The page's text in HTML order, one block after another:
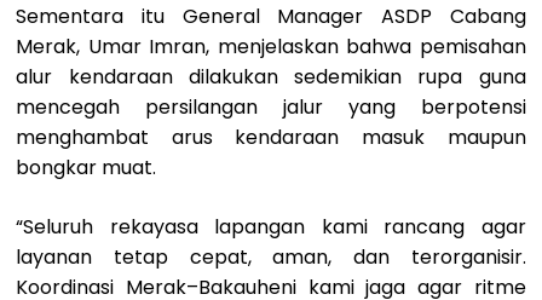
Sementara itu General Manager ASDP Cabang
Merak, Umar Imran, menjelaskan bahwa pemisahan
alur kendaraan dilakukan sedemikian rupa guna
mencegah persilangan jalur yang berpotensi
menghambat arus kendaraan masuk maupun
bongkar muat.
“Seluruh rekayasa lapangan kami rancang agar
layanan tetap cepat, aman, dan terorganisir.
Koordinasi Merak–Bakauheni kami jaga agar ritme